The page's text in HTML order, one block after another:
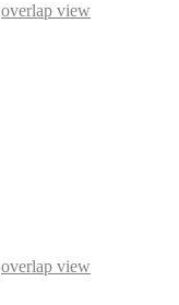
overlap view
overlap view